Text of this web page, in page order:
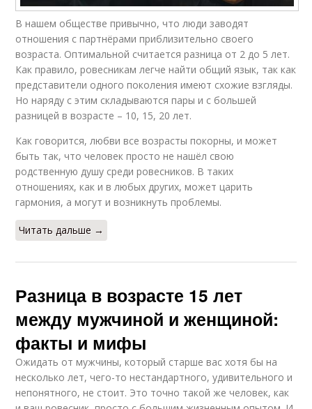
В нашем обществе привычно, что люди заводят
отношения с партнёрами приблизительно своего
возраста. Оптимальной считается разница от 2 до 5 лет.
Как правило, ровесникам легче найти общий язык, так как
представители одного поколения имеют схожие взгляды.
Но наряду с этим складываются пары и с большей
разницей в возрасте – 10, 15, 20 лет.
Как говорится, любви все возрасты покорны, и может
быть так, что человек просто не нашёл свою
родственную душу среди ровесников. В таких
отношениях, как и в любых других, может царить
гармония, а могут и возникнуть проблемы.
Читать дальше →
Разница в возрасте 15 лет
между мужчиной и женщиной:
факты и мифы
Ожидать от мужчины, который старше вас хотя бы на
несколько лет, чего-то нестандартного, удивительного и
непонятного, не стоит. Это точно такой же человек, как